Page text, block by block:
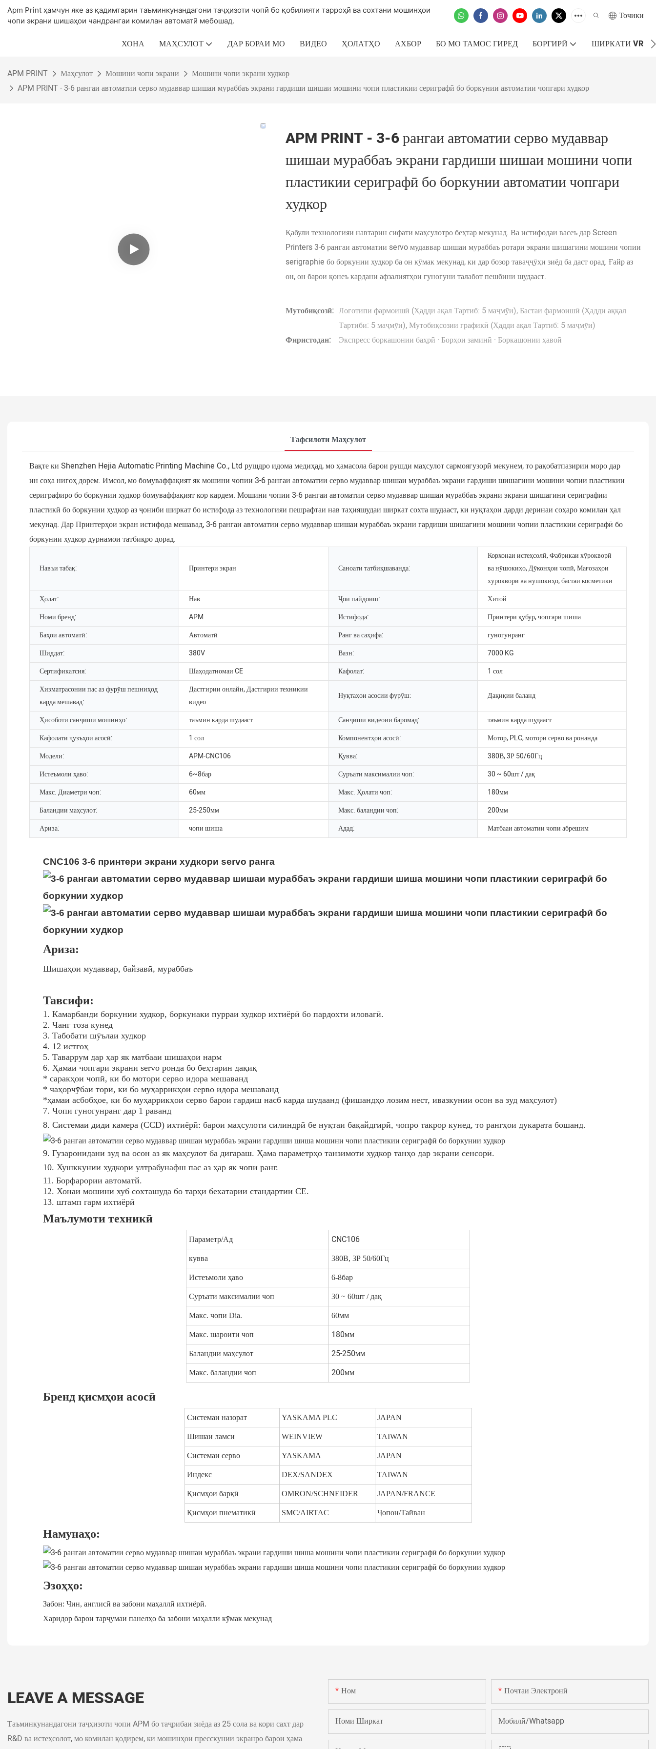
Apm Print ҳамчун яке аз қадимтарин таъминкунандагони таҷҳизоти чопӣ бо қобилияти тарроҳӣ ва сохтани мошинҳои
чопи экрани шишаҳои чандрангаи комилан автоматӣ мебошад.
Точики
ХОНА МАҲСУЛОТ ДАР БОРАИ МО ВИДЕО ҲОЛАТҲО АХБОР БО МО ТАМОС ГИРЕД БОРГИРӢ ШИРКАТИ VR
APM PRINT Маҳсулот Мошини чопи экранӣ
Мошини чопи экрани худкор
APM PRINT - 3-6 рангаи автоматии серво мудаввар шишаи мураббаъ экрани гардиши шишаи мошини чопи пластикии сериграфӣ бо боркунии автоматии чопгари худкор
APM PRINT - 3-6 рангаи автоматии серво мудаввар
шишаи мураббаъ экрани гардиши шишаи мошини чопи
пластикии сериграфӣ бо боркунии автоматии чопгари
худкор
Қабули технологияи навтарин сифати маҳсулотро беҳтар мекунад. Ва истифодаи васеъ дар Screen
Printers 3-6 рангаи автоматии servo мудаввар шишаи мураббаъ ротари экрани шишагини мошини чопии
serigraphie бо боркунии худкор ба он кӯмак мекунад, ки дар бозор таваҷҷӯҳи зиёд ба даст орад. Ғайр аз
он, он барои қонеъ кардани афзалиятҳои гуногуни талабот пешбинӣ шудааст.
Мутобиқсозӣ: Логотипи фармоишӣ (Ҳадди ақал Тартиб: 5 маҷмӯи), Бастаи фармоишӣ (Ҳадди аққал
Тартиби: 5 маҷмӯи), Мутобиқсозии графикӣ (Ҳадди ақал Тартиб: 5 маҷмӯи)
Фиристодан:
Экспресс боркашонии баҳрӣ · Борҳои заминӣ · Боркашонии ҳавоӣ
Тафсилоти Маҳсулот
Вақте ки Shenzhen Hejia Automatic Printing Machine Co., Ltd рушдро идома медиҳад, мо ҳамасола барои рушди маҳсулот сармоягузорӣ мекунем, то рақобатпазирии моро дар
ин соҳа нигоҳ дорем. Имсол, мо бомуваффақият як мошини чопии 3-6 рангаи автоматии серво мудаввар шишаи мураббаъ экрани гардиши шишагини мошини чопии пластикии
сериграфиро бо боркунии худкор бомуваффақият кор кардем. Мошини чопии 3-6 рангаи автоматии серво мудаввар шишаи мураббаъ экрани экрани шишагини сериграфии
пластикӣ бо боркунии худкор аз ҷониби ширкат бо истифода аз технологияи пешрафтаи нав таҳияшудаи ширкат сохта шудааст, ки нуқтаҳои дарди деринаи соҳаро комилан ҳал
мекунад. Дар Принтерҳои экран истифода мешавад, 3-6 рангаи автоматии серво мудаввар шишаи мураббаъ экрани гардиши шишагини мошини чопии пластикии сериграфӣ бо
боркунии худкор дурнамои татбиқро дорад.
Навъи табақ: Принтери экран Саноати татбиқшаванда:
Корхонаи истеҳсолӣ, Фабрикаи хӯрокворӣ
ва нӯшокиҳо, Дӯконҳои чопӣ, Мағозаҳои
хӯрокворӣ ва нӯшокиҳо, бастаи косметикӣ
Ҳолат:
Нав Ҷои пайдоиш:
Хитой
Номи бренд:
APM Истифода:
Принтери қубур, чопгари шиша
Баҳои автоматӣ:
Автоматӣ Ранг ва саҳифа:
гуногунранг
Шиддат:
380V Вазн:
7000 KG
Сертификатсия:
Шаҳодатномаи CE Кафолат:
1 сол
Хизматрасонии пас аз фурӯш пешниҳод
карда мешавад:
Дастгирии онлайн, Дастгирии техникии
видео
Нуқтаҳои асосии фурӯш: Дақиқии баланд
Ҳисоботи санҷиши мошинҳо: таъмин карда шудааст Санҷиши видеоии баромад:
таъмин карда шудааст
Кафолати ҷузъҳои асосӣ:
1 сол Компонентҳои асосӣ:
Мотор, PLC, мотори серво ва ронанда
Модели:
APM-CNC106 Қувва:
380В, 3Р 50/60Гц
Истеъмоли ҳаво:
6~8бар Суръати максималии чоп:
30 ~ 60шт / дақ
Макс. Диаметри чоп:
60мм Макс. Ҳолати чоп:
180мм
Баландии маҳсулот:
25-250мм Макс. баландии чоп:
200мм
Ариза:
чопи шиша Адад: Матбааи автоматии чопи абрешим
CNC106 3-6 принтери экрани худкори servo ранга
Ариза:
Шишаҳои мудаввар, байзавӣ, мураббаъ
Тавсифи:
1. Камарбанди боркунии худкор, боркунаки пурраи худкор ихтиёрӣ бо пардохти иловагӣ.
2. Чанг тоза кунед
3. Табобати шӯълаи худкор
4. 12 истгоҳ
5. Таваррум дар ҳар як матбааи шишаҳои нарм
6. Ҳамаи чопгари экрани servo ронда бо беҳтарин дақиқ
* саракҳои чопӣ, ки бо мотори серво идора мешаванд
* чаҳорчӯбаи торӣ, ки бо муҳаррикҳои серво идора мешаванд
*ҳамаи асбобҳое, ки бо муҳаррикҳои серво барои гардиш насб карда шудаанд (фишандҳо лозим нест, ивазкунии осон ва зуд маҳсулот)
7. Чопи гуногунранг дар 1 раванд
8. Системаи диди камера (CCD) ихтиёрӣ: барои маҳсулоти силиндрӣ бе нуқтаи бақайдгирӣ, чопро такрор кунед, то рангҳои дукарата бошанд.
9. Гузаронидани зуд ва осон аз як маҳсулот ба дигараш. Ҳама параметрҳо танзимоти худкор танҳо дар экрани сенсорӣ.
10. Хушккунии худкори ултрабунафш пас аз ҳар як чопи ранг.
11. Борфарории автоматй.
12. Хонаи мошини хуб сохташуда бо тарҳи бехатарии стандартии CE.
13. штамп гарм ихтиёрӣ
Маълумоти техникӣ
Параметр/Ад CNC106
кувва 380В, 3Р 50/60Гц
Истеъмоли ҳаво 6-8бар
Суръати максималии чоп 30 ~ 60шт / дақ
Макс. чопи Dia. 60мм
Макс. шароити чоп 180мм
Баландии маҳсулот 25-250мм
Макс. баландии чоп 200мм
Бренд қисмҳои асосӣ
Системаи назорат YASKAMA PLC JAPAN
Шишаи ламсӣ WEINVIEW TAIWAN
Системаи серво YASKAMA JAPAN
Индекс DEX/SANDEX TAIWAN
Қисмҳои барқӣ OMRON/SCHNEIDER JAPAN/FRANCE
Қисмҳои пнематикӣ SMC/AIRTAC Ҷопон/Тайван
Намунаҳо:
Эзоҳҳо:
Забон: Чин, англисӣ ва забони маҳаллӣ ихтиёрӣ.
Харидор барои тарҷумаи панелҳо ба забони маҳаллӣ кӯмак мекунад
LEAVE A MESSAGE
Таъминкунандагони таҷҳизоти чопи APM бо таҷрибаи зиёда аз 25 сола ва кори сахт дар
R&D ва истеҳсолот, мо комилан қодирем, ки мошинҳои пресскунии экранро барои ҳама
Ном Почтаи Электронӣ
Номи Ширкат Мобилӣ/Whatsapp